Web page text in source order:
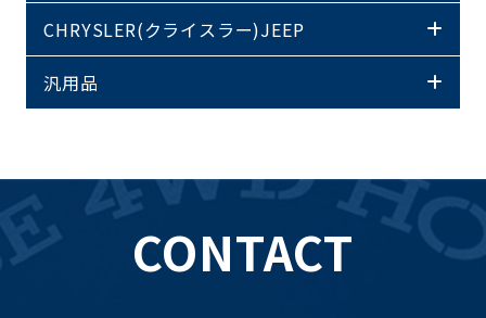
CHRYSLER(クライスラー)JEEP
汎用品
CONTACT